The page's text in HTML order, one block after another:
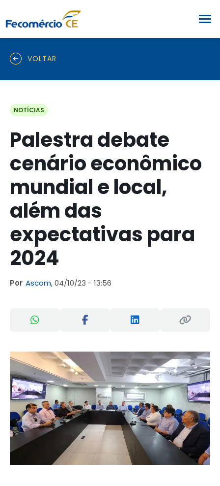
VOLTAR
NOTÍCIAS
Palestra debate
cenário econômico
mundial e local,
além das
expectativas para
2024
Por Ascom,04/10/23 - 13:56